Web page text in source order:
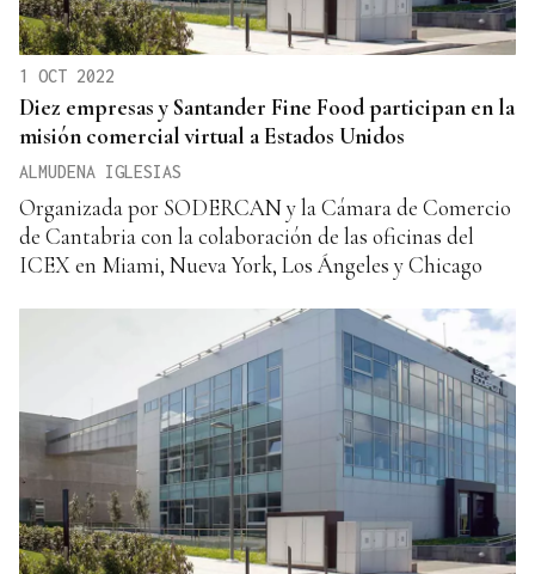
1 OCT 2022
Diez empresas y Santander Fine Food participan en la
misión comercial virtual a Estados Unidos
ALMUDENA IGLESIAS
Organizada por SODERCAN y la Cámara de Comercio
de Cantabria con la colaboración de las oficinas del
ICEX en Miami, Nueva York, Los Ángeles y Chicago